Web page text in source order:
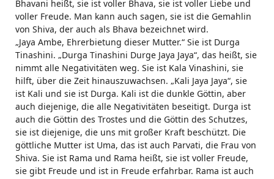
Bhavani heißt, sie ist voller Bhava, sie ist voller Liebe und
voller Freude. Man kann auch sagen, sie ist die Gemahlin
von Shiva, der auch als Bhava bezeichnet wird.
„Jaya Ambe, Ehrerbietung dieser Mutter.“ Sie ist Durga
Tinashini. „Durga Tinashini Durge Jaya Jaya“, das heißt, sie
nimmt alle Negativitäten weg. Sie ist Kala Vinashini, sie
hilft, über die Zeit hinauszuwachsen. „Kali Jaya Jaya“, sie
ist Kali und sie ist Durga. Kali ist die dunkle Göttin, aber
auch diejenige, die alle Negativitäten beseitigt. Durga ist
auch die Göttin des Trostes und die Göttin des Schutzes,
sie ist diejenige, die uns mit großer Kraft beschützt. Die
göttliche Mutter ist Uma, das ist auch Parvati, die Frau von
Shiva. Sie ist Rama und Rama heißt, sie ist voller Freude,
sie gibt Freude und ist in Freude erfahrbar. Rama ist auch